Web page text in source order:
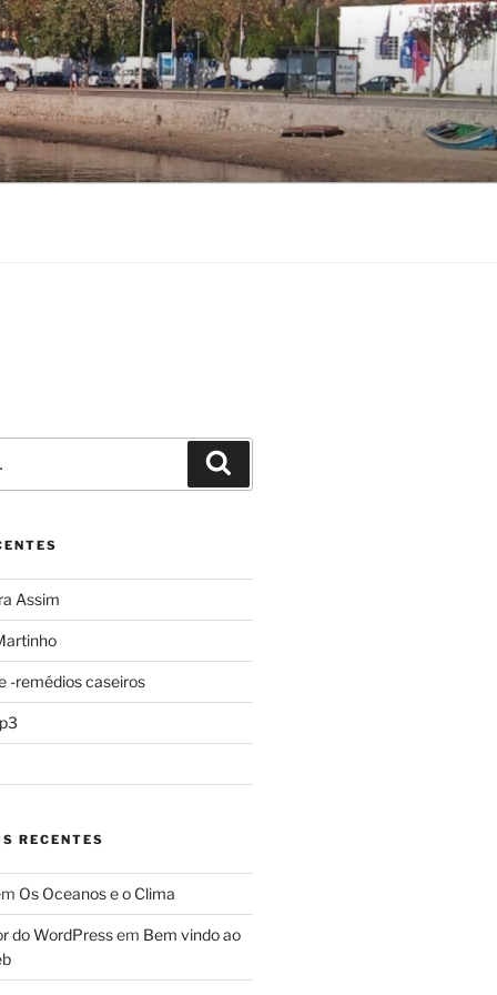
Assim
-remédios caseiros
RECENTES
Os Oceanos e o Clima
do WordPressem Bem vindo ao